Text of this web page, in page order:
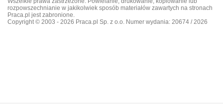
rozpowszechnianie w jakikolwiek sposób materiałów zawartych na stronach
Praca.pl jest zabronione.
Copyright © 2003 - 2026 Praca.pl Sp. z o.o. Numer wydania: 20674 / 2026